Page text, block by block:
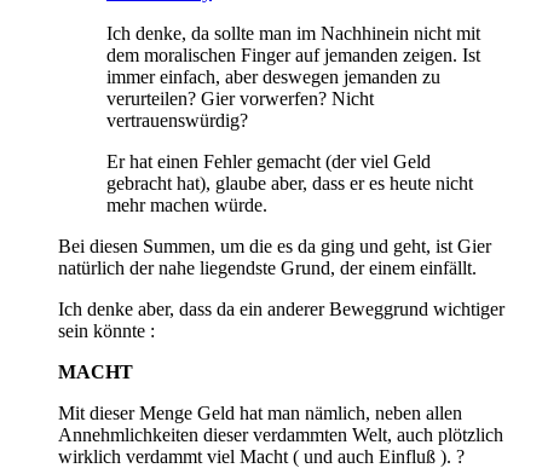
Ich denke, da sollte man im Nachhinein nicht mit
dem moralischen Finger auf jemanden zeigen. Ist
immer einfach, aber deswegen jemanden zu
verurteilen? Gier vorwerfen? Nicht
vertrauenswürdig?
Er hat einen Fehler gemacht (der viel Geld
gebracht hat), glaube aber, dass er es heute nicht
mehr machen würde.
Bei diesen Summen, um die es da ging und geht, ist Gier
natürlich der nahe liegendste Grund, der einem einfällt.
Ich denke aber, dass da ein anderer Beweggrund wichtiger
sein könnte :
MACHT
Mit dieser Menge Geld hat man nämlich, neben allen
Annehmlichkeiten dieser verdammten Welt, auch plötzlich
wirklich verdammt viel Macht ( und auch Einfluß ). ?